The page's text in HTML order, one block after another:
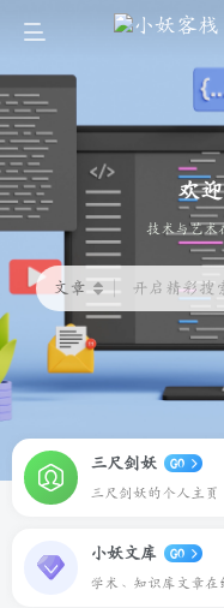
欢
文章 开启精彩搜
三尺剑妖 GO
三尺剑妖的个人主页
小妖文库 GO